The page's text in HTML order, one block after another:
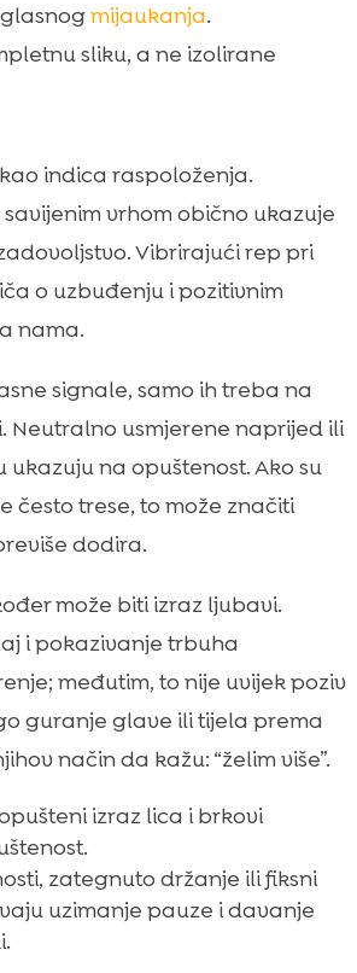
mijaukanja.
sliku, a ne izolirane
indica raspoloženja.
vrhom obično ukazuje
Vibrirajući rep pri
o uzbuđenju i pozitivnim
nama.
signale, samo ih treba na
Neutralno usmjerene naprijed ili
na opuštenost. Ako su
često trese, to može značiti
dodira.
može biti izraz ljubavi.
i pokazivanje trbuha
međutim, to nije uvijek poziv
guranje glave ili tijela prema
način da kažu: “želim više”.
izraz lica i brkovi
zategnuto držanje ili fiksni
uzimanje pauze i davanje